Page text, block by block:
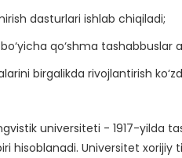
dasturlari ishlab chiqiladi;
qo‘shma tashabbuslar
birgalikda rivojlantirish
universiteti - 1917-yilda
hisoblanadi. Universitet